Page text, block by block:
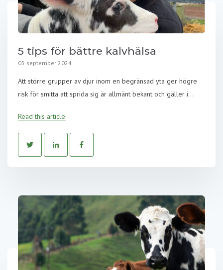
5 tips för bättre kalvhälsa
05 september 2024
Att större grupper av djur inom en begränsad yta ger högre
risk för smitta att sprida sig är allmänt bekant och gäller i...
Read this article